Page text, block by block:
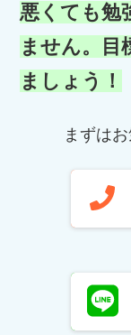
悪くても勉
ません。目
ましょう！
まずは